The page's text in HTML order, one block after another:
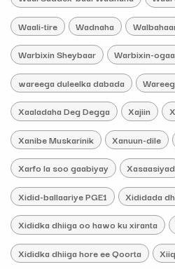
Waali-tire Wadnaha
Warbixin Sheybaar Warbixin-
wareega duleelka dabada
Xaaladaha Deg Degga Xajiin
Xanibe Muskarinik Xanuun-dile
Xarfo la soo gaabiyay Xasaasiyad
Xidid-ballaariye PGE1 Xididada
Xididka dhiiga oo hawo ku xiranta
Xididka dhiiga hore ee Qoorta